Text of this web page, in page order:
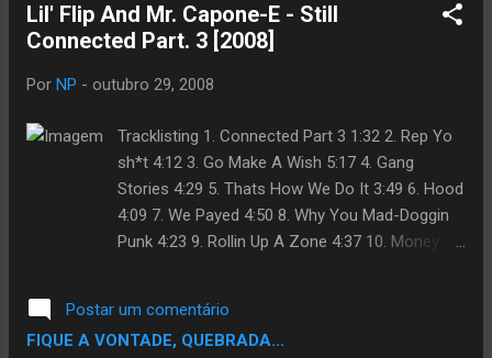
DOWNLOAD Mgrants - Uma Chance -
DOWNLOAD vocação r&b: Niclas Leman
Vocação em RAP : Mário wizle Refrão: niclas
adicionais ( telefone): janeth kioza e niclas
leman... Produção: Niclas Leman
Produtora:NL PRODUÇÕES Fonte:: Dinocross
Lil' Flip And Mr. Capone-E - Still
Connected Part. 3 [2008]
Por NP - outubro 29, 2008
Tracklisting 1. Connected Part 3 1:32 2. Rep Yo
sh*t 4:12 3. Go Make A Wish 5:17 4. Gang
Stories 4:29 5. Thats How We Do It 3:49 6. Hood
4:09 7. We Payed 4:50 8. Why You Mad-Doggin
Punk 4:23 9. Rollin Up A Zone 4:37 10. Money
14. Squeezin Pistols 4:17 15. Connected Outro
8:15 http :
Postar um comentário
FIQUE A VONTADE, QUEBRADA...